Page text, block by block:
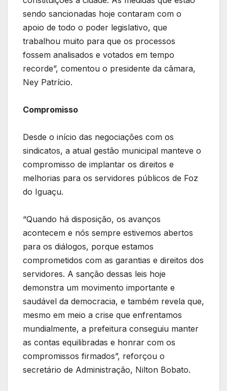
sendo sancionadas hoje contaram com o
apoio de todo o poder legislativo, que
trabalhou muito para que os processos
fossem analisados e votados em tempo
recorde”, comentou o presidente da câmara,
Ney Patrício.
Compromisso
Desde o início das negociações com os
sindicatos, a atual gestão municipal manteve o
compromisso de implantar os direitos e
melhorias para os servidores públicos de Foz
do Iguaçu.
“Quando há disposição, os avanços
acontecem e nós sempre estivemos abertos
para os diálogos, porque estamos
comprometidos com as garantias e direitos dos
servidores. A sanção dessas leis hoje
demonstra um movimento importante e
saudável da democracia, e também revela que,
mesmo em meio a crise que enfrentamos
mundialmente, a prefeitura conseguiu manter
as contas equilibradas e honrar com os
compromissos firmados”, reforçou o
secretário de Administração, Nilton Bobato.